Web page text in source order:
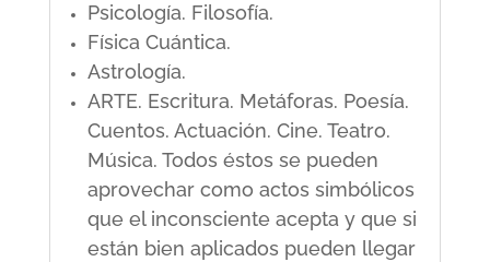
Psicología. Filosofía.
Física Cuántica.
Astrología.
ARTE. Escritura. Metáforas. Poesía.
Cuentos. Actuación. Cine. Teatro.
Música. Todos éstos se pueden
aprovechar como actos simbólicos
que el inconsciente acepta y que si
están bien aplicados pueden llegar